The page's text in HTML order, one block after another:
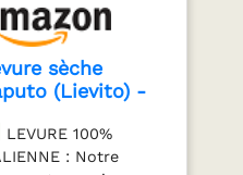
sèche
(Lievito) -
de 100
- La
LEVURE 100%
: Notre